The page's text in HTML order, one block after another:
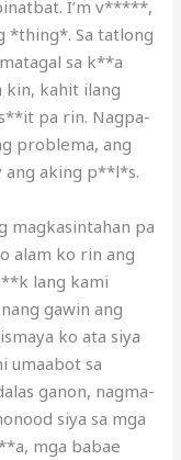
I’m v*****,
*thing*. Sa tatlong
sa k**a
kin, kahit ilang
pa rin. Nagpa-
problema, ang
ang aking p**l*s.
magkasintahan pa
alam ko rin ang
lang kami
gawin ang
ko ata siya
umaabot sa
ganon, nagma-
siya sa mga
mga babae